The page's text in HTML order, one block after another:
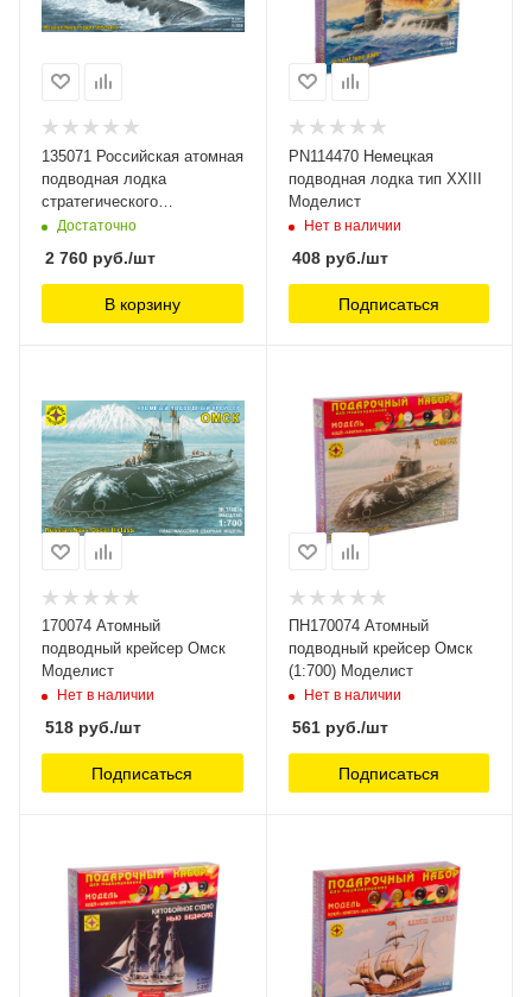
135071 Российская атомная
подводная лодка
стратегического
назначения Юрий
Достаточно
2 760 руб./шт
В корзину
PN114470 Немецкая
подводная лодка тип XXIII
Моделист
Нет в наличии
408руб./шт
Подписаться
170074 Атомный
подводный крейсер Омск
Моделист
Нет в наличии
518 руб./шт
Подписаться
ПН170074 Атомный
подводный крейсер Омск
(1:700) Моделист
Нет в наличии
561руб./шт
Подписаться